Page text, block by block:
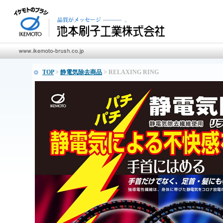
TOP> 静電気除去商品 > RELAXING RING